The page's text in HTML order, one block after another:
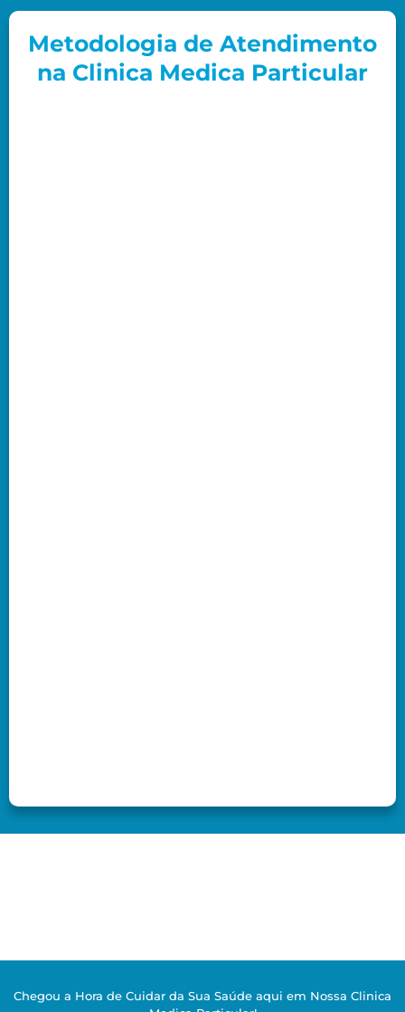
Metodologia de Atendimento
na Clinica Medica Particular
Chegou a Hora de Cuidar da Sua Saúde aqui em Nossa Clinica